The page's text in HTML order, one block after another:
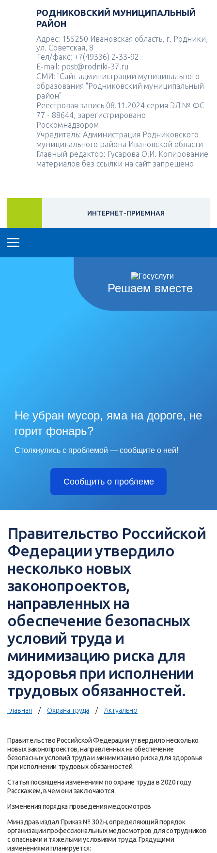
РОДНИКОВСКИЙ МУНИЦИПАЛЬНЫЙ
РАЙОН
Адрес: 155250 Ивановская область, г. Родники,
ул. Советская, 8
Тел/факс: +7(49336) 2-33-92
E-mail: post@rodniki-37.ru
СМИ: "Сайт администрации муниципального
образования "Родниковский муниципальный
район"
Реестровая запись 08.11.2024 серия ЭЛ № ФС
77 - 88644, зарегистрировано
Роскомнадзором
Учредитель: Администрация Родниковского
муниципального района Ивановской области
Главный редактор: Гусарова О.И. Копирование
материалов без ссылки на сайт запрещено
ИНТЕРНЕТ-ПРИЕМНАЯ
Решаем вместе
Не убран мусор, яма на дороге, не
горит фонарь?
Столкнулись с проблемой — сообщите о ней!
Сообщить о проблеме
Правительство Российской
Федерации утвердило
несколько новых
законопроектов,
направленных на
обеспечение безопасных
условий труда и
минимизацию риска для
здоровья при исполнении
трудовых обязанностей.
Главная Охрана труда Актуально
Правительство Российской Федерации утвердило несколько
новых законопроектов, направленных на обеспечение
безопасных условий труда и минимизацию риска для здоровья
при исполнении трудовых обязанностей.
Статья посвящена изменениям по охране труда в 2020 году.
Расскажем, в чем они заключаются.
Изменения порядка проведения медосмотров
Минздрав издал Приказ № 302н, определяющий порядок
организации профессиональных медосмотров для сотрудников
с опасными и тяжелыми условиями труда. Грядущими
изменениями планируется: